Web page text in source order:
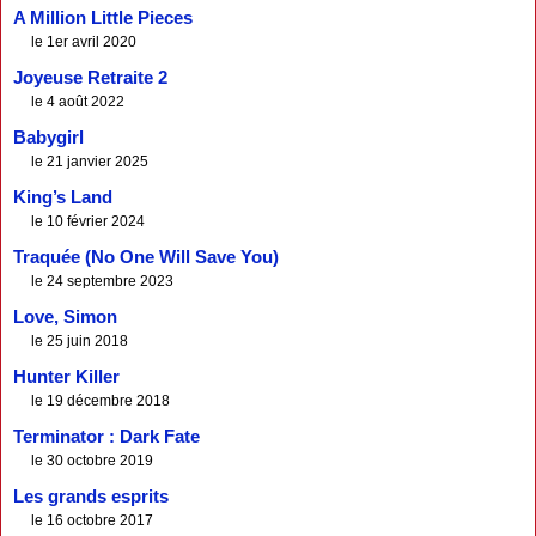
A Million Little Pieces
le 1er avril 2020
Joyeuse Retraite 2
le 4 août 2022
Babygirl
le 21 janvier 2025
King’s Land
le 10 février 2024
Traquée (No One Will Save You)
le 24 septembre 2023
Love, Simon
le 25 juin 2018
Hunter Killer
le 19 décembre 2018
Terminator : Dark Fate
le 30 octobre 2019
Les grands esprits
le 16 octobre 2017